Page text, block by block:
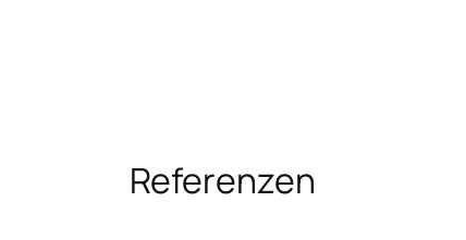
Referenzen